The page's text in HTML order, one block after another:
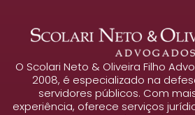
O Scolari Neto & Oliveira Filho
2008, é especializado na
servidores públicos. Com
experiência, oferece serviços